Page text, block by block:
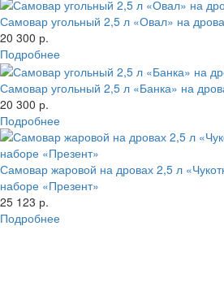
Самовар угольный 2,5 л «Овал» на
20 300 р.
Подробнее
Самовар угольный 2,5 л «Банка» на
20 300 р.
Подробнее
Самовар жаровой на дровах 2,5 л
наборе «Презент»
25 123 р.
Подробнее